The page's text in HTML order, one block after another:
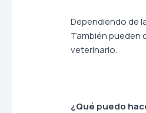
Dependiendo de
También pueden
veterinario.
¿Qué puedo